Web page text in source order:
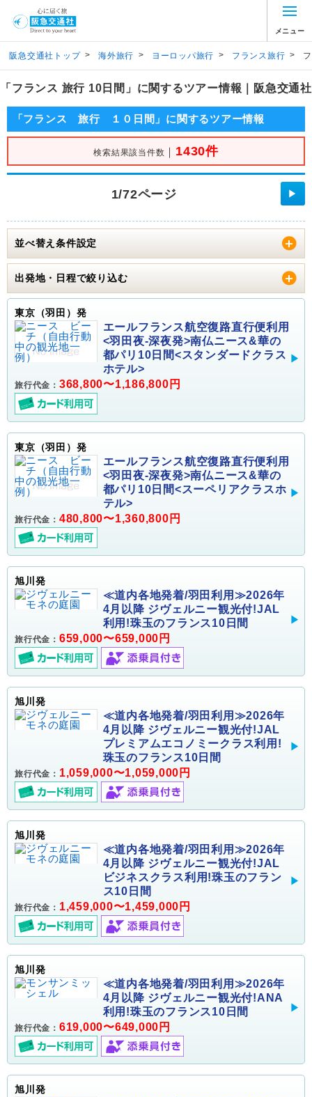
メニュー
阪急交通社トップ > 海外旅行 > ヨーロッパ旅行 > フランス旅行 >
「フランス 旅行 10日間」に関するツアー情報｜阪急交通社
「フランス 旅行 １０日間」に関するツアー情報
検索結果該当件数 ｜ 1430件
1/72ページ ▶
並べ替え条件設定
出発地・日程で絞り込む
東京（羽田）発
エールフランス航空復路直行便利用
<羽田夜-深夜発>南仏ニース&華の
都パリ10日間<スタンダードクラス
ホテル>
旅行代金： 368,800〜1,186,800円
東京（羽田）発
エールフランス航空復路直行便利用
<羽田夜-深夜発>南仏ニース&華の
都パリ10日間<スーペリアクラスホ
テル>
旅行代金： 480,800〜1,360,800円
旭川発
≪道内各地発着/羽田利用≫2026年
4月以降 ジヴェルニー観光付!JAL
利用!珠玉のフランス10日間
旅行代金： 659,000〜659,000円
旭川発
≪道内各地発着/羽田利用≫2026年
4月以降 ジヴェルニー観光付!JAL
プレミアムエコノミークラス利用!
珠玉のフランス10日間
旅行代金： 1,059,000〜1,059,000円
旭川発
≪道内各地発着/羽田利用≫2026年
4月以降 ジヴェルニー観光付!JAL
ビジネスクラス利用!珠玉のフラン
ス10日間
旅行代金： 1,459,000〜1,459,000円
旭川発
≪道内各地発着/羽田利用≫2026年
4月以降 ジヴェルニー観光付!ANA
利用!珠玉のフランス10日間
旅行代金： 619,000〜649,000円
旭川発